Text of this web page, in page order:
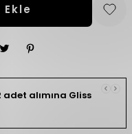
alımına Gliss